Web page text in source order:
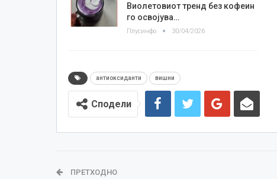
Виолетовиот тренд без кофеин
го освојува…
Плусинфо 30/04/2026
антиоксиданти вишни
Сподели
ПРЕТХОДНО